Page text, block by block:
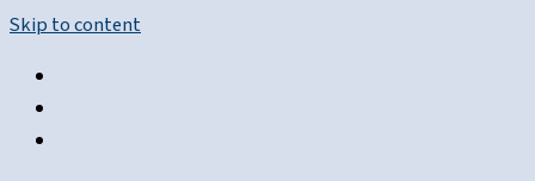
Skip to content